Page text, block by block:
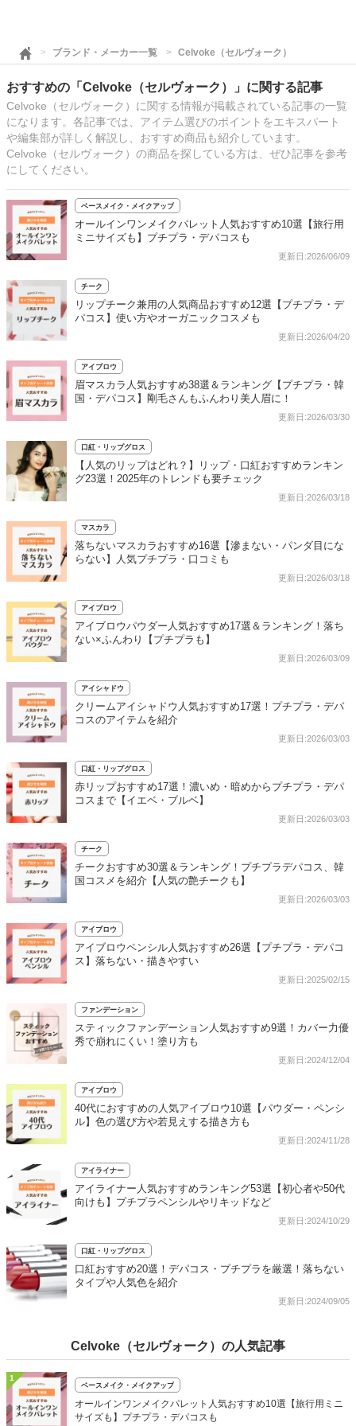
ブランド・メーカー一覧 Celvoke（セルヴォーク）
おすすめの「Celvoke（セルヴォーク）」に関する記事
Celvoke（セルヴォーク）に関する情報が掲載されている記事の一覧
になります。各記事では、アイテム選びのポイントをエキスパート
や編集部が詳しく解説し、おすすめ商品も紹介しています。
Celvoke（セルヴォーク）の商品を探している方は、ぜひ記事を参考
にしてください。
ベースメイク・メイクアップ
オールインワンメイクパレット人気おすすめ10選【旅行用
ミニサイズも】プチプラ・デパコスも
更新日:2026/06/09
チーク
リップチーク兼用の人気商品おすすめ12選【プチプラ・デ
パコス】使い方やオーガニックコスメも
更新日:2026/04/20
アイブロウ
眉マスカラ人気おすすめ38選＆ランキング【プチプラ・韓
国・デパコス】剛毛さんもふんわり美人眉に！
更新日:2026/03/30
口紅・リップグロス
【人気のリップはどれ？】リップ・口紅おすすめランキン
グ23選！2025年のトレンドも要チェック
更新日:2026/03/18
マスカラ
落ちないマスカラおすすめ16選【滲まない・パンダ目にな
らない】人気プチプラ・口コミも
更新日:2026/03/18
アイブロウ
アイブロウパウダー人気おすすめ17選＆ランキング！落ち
ない×ふんわり【プチプラも】
更新日:2026/03/09
アイシャドウ
クリームアイシャドウ人気おすすめ17選！プチプラ・デパ
コスのアイテムを紹介
更新日:2026/03/03
口紅・リップグロス
赤リップおすすめ17選！濃いめ・暗めからプチプラ・デパ
コスまで【イエベ・ブルベ】
更新日:2026/03/03
チーク
チークおすすめ30選＆ランキング！プチプラデパコス、韓
国コスメを紹介【人気の艶チークも】
更新日:2026/03/03
アイブロウ
アイブロウペンシル人気おすすめ26選【プチプラ・デパコ
ス】落ちない・描きやすい
更新日:2025/02/15
ファンデーション
スティックファンデーション人気おすすめ9選！カバー力優
秀で崩れにくい！塗り方も
更新日:2024/12/04
アイブロウ
40代におすすめの人気アイブロウ10選【パウダー・ペンシ
ル】色の選び方や若見えする描き方も
更新日:2024/11/28
アイライナー
アイライナー人気おすすめランキング53選【初心者や50代
向けも】プチプラペンシルやリキッドなど
更新日:2024/10/29
口紅・リップグロス
口紅おすすめ20選！デパコス・プチプラを厳選！落ちない
タイプや人気色を紹介
更新日:2024/09/05
Celvoke（セルヴォーク）の人気記事
1
ベースメイク・メイクアップ
オールインワンメイクパレット人気おすすめ10選【旅行用ミニ
サイズも】プチプラ・デパコスも